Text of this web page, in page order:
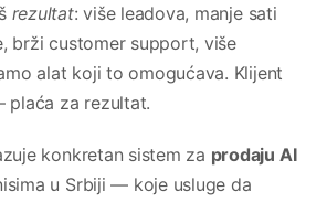
rezultat: više leadova, manje sati
brži customer support, više
alat koji to omogućava. Klijent
plaća za rezultat.
konkretan sistem za prodaju AI
u Srbiji — koje usluge da